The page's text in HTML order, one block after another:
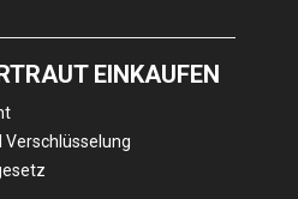
EINKAUFEN
Verschlüsselung